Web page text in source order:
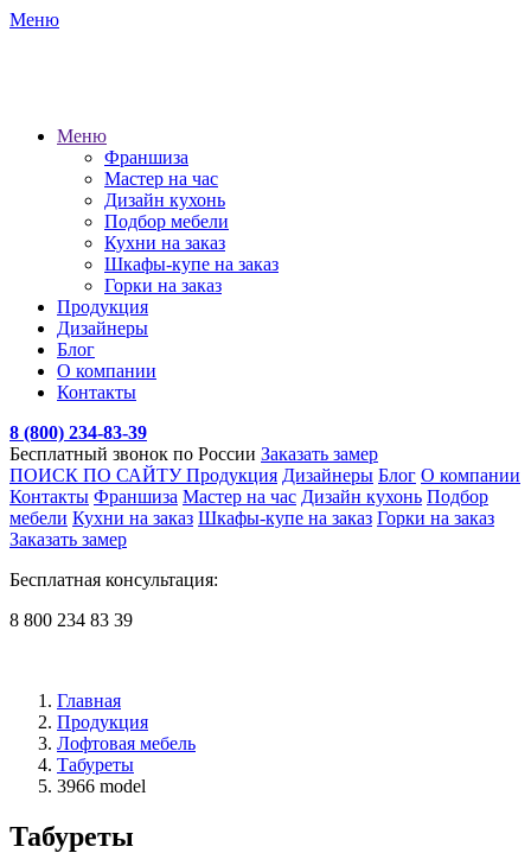
Меню
Меню
Франшиза
Мастер на час
Дизайн кухонь
Подбор мебели
Кухни на заказ
Шкафы-купе на заказ
Горки на заказ
Продукция
Дизайнеры
Блог
О компании
Контакты
8 (800) 234-83-39
Бесплатный звонок по России Заказать замер
ПОИСК ПО САЙТУПродукция Дизайнеры Блог О компании
Контакты Франшиза Мастер на час Дизайн кухонь Подбор
мебели Кухни на заказ Шкафы-купе на заказ Горки на заказ
Заказать замер
Бесплатная консультация:
8 800 234 83 39
Главная
Продукция
Лофтовая мебель
Табуреты
3966 model
Табуреты